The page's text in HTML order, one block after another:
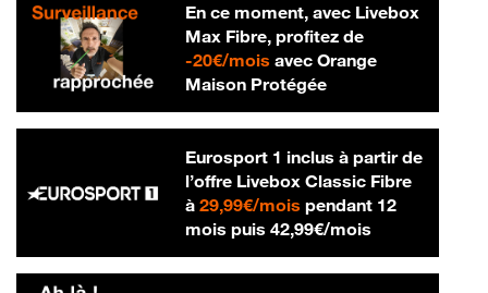
En ce moment, avec Livebox
Max Fibre, profitez de
-20€/mois20 € par mois
avec Orange
Maison Protégée
Eurosport 1 inclus à partir de
l’offre Livebox Classic Fibre
à 29,99€/mois29,99 € par mois
pendant 12
mois puis 42,99€/mois42,99 € par